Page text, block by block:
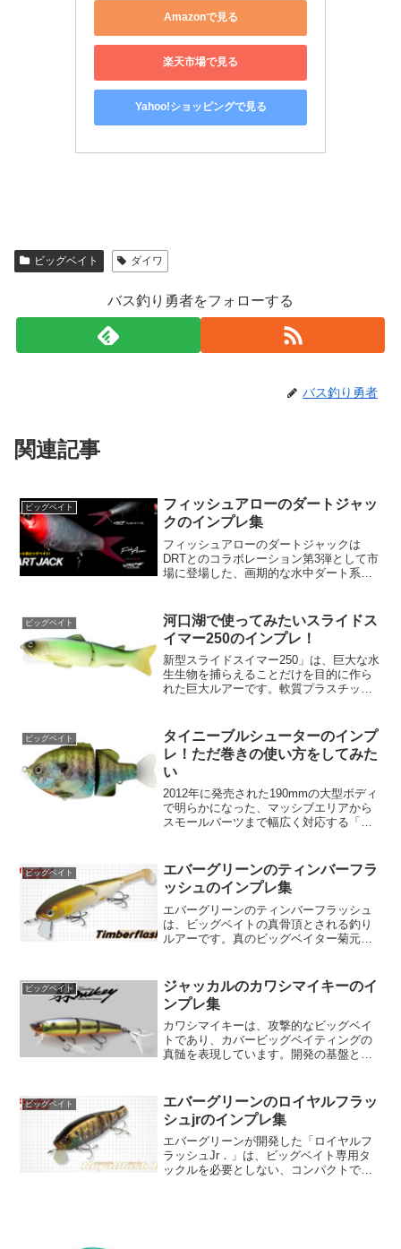
Amazonで見る
楽天市場で見る
Yahoo!ショッピングで見る
ビッグベイト ダイワ
バス釣り勇者をフォローする
バス釣り勇者
関連記事
ビッグベイト
フィッシュアローのダートジャッ
クのインプレ集
フィッシュアローのダートジャックは
DRTとのコラボレーション第3弾として市
場に登場した、画期的な水中ダート系ビ
方の釣法を効果的に取り入れ、2つの異な
る楽しみを1つのツー...
ビッグベイト
河口湖で使ってみたいスライドス
イマー250のインプレ！
新型スライドスイマー250」は、巨大な水
生生物を捕らえることだけを目的に作ら
れた巨大ルアーです。軟質プラスチック
ボディで大物を誘い出し、巨大な生物を
捕獲することが...
ビッグベイト
タイニーブルシューターのインプ
レ！ただ巻きの使い方をしてみた
い
2012年に発売された190mmの大型ボディ
で明らかになった、マッシブエリアから
スモールパーツまで幅広く対応する「ブ
シューター」です。持ち運びに便利な
100mmボディー...
ビッグベイト
エバーグリーンのティンバーフラ
ッシュのインプレ集
エバーグリーンのティンバーフラッシュ
は、ビッグベイトの真骨頂とされる釣り
ルアーです。真のビッグベイター菊元俊
ローリトリーブによる強烈な水押しとサ
ウンド、テールスプラッシ...
ビッグベイト
ジャッカルのカワシマイキーのイ
ンプレ集
カワシマイキーは、攻撃的なビッグベイ
トであり、カバービッグベイティングの
真髄を表現しています。開発の基盤とな
バー回避能力の向上とハイアピール設計
にあります。このルアーの...
ビッグベイト
エバーグリーンのロイヤルフラッ
シュjrのインプレ集
エバーグリーンが開発した「ロイヤルフ
ラッシュJr．」は、ビッグベイト専用タ
ックルを必要としない、コンパクトで多